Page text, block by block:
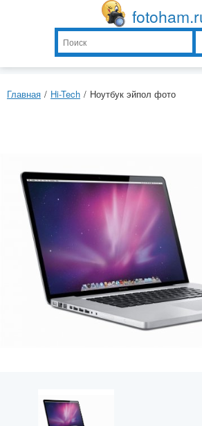
Главная / Hi-Tech / Ноутбук эйпол фото